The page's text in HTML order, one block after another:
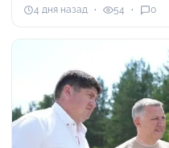
4 дня назад 54 0